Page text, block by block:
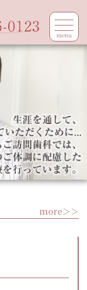
menu
more＞＞